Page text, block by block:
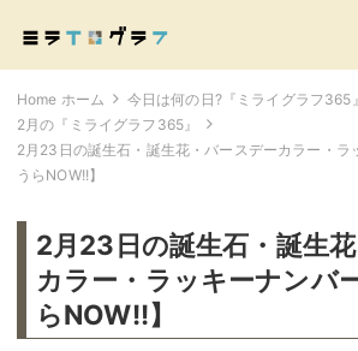
Home ホーム
今日は何の日?『ミライグラフ365
2月の『ミライグラフ365』
2月23日の誕生石・誕生花・バースデーカラー・ラ
うらNOW!!】
2月23日の誕生石・誕生
カラー・ラッキーナンバ
らNOW!!】